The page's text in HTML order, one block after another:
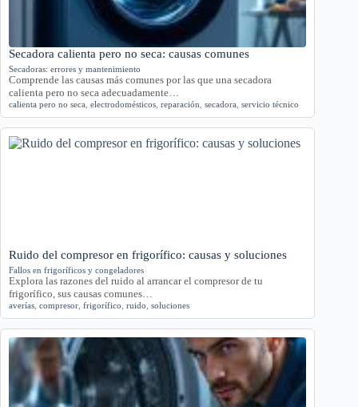
Secadora calienta pero no seca: causas comunes
Secadoras: errores y mantenimiento
Comprende las causas más comunes por las que una secadora
calienta pero no seca adecuadamente…
calienta pero no seca electrodomésticos reparación secadora servicio técnico
Ruido del compresor en frigorífico: causas y soluciones
Fallos en frigoríficos y congeladores
Explora las razones del ruido al arrancar el compresor de tu
frigorífico, sus causas comunes…
averías compresor frigorífico ruido soluciones